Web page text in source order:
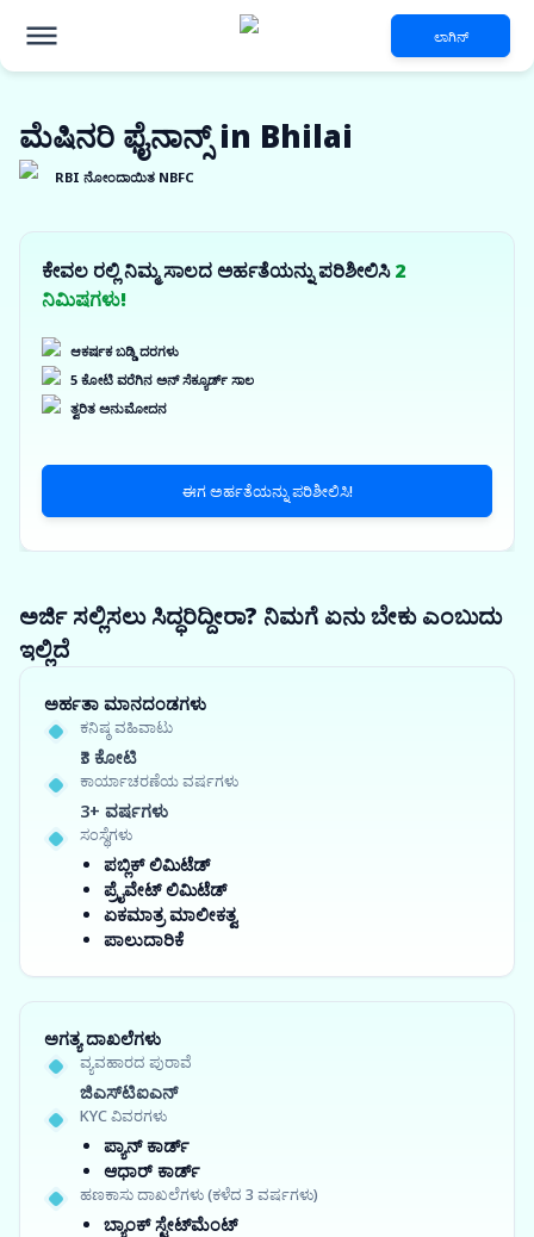
ಲಾಗಿನ್
ಮೆಷಿನರಿ ಫೈನಾನ್ಸ್ in Bhilai
RBI ನೋಂದಾಯಿತ NBFC
ಕೇವಲ ರಲ್ಲಿ ನಿಮ್ಮ ಸಾಲದ ಅರ್ಹತೆಯನ್ನು ಪರಿಶೀಲಿಸಿ2
ನಿಮಿಷಗಳು!
ಆಕರ್ಷಕ ಬಡ್ಡಿ ದರಗಳು
5 ಕೋಟಿ ವರೆಗಿನ ಅನ್ ಸೆಕ್ಯೂರ್ಡ್ ಸಾಲ
ತ್ವರಿತ ಅನುಮೋದನ
ಈಗ ಅರ್ಹತೆಯನ್ನು ಪರಿಶೀಲಿಸಿ!
ಅರ್ಜಿ ಸಲ್ಲಿಸಲು ಸಿದ್ಧರಿದ್ದೀರಾ? ನಿಮಗೆ ಏನು ಬೇಕು ಎಂಬುದು
ಇಲ್ಲಿದೆ
ಅರ್ಹತಾ ಮಾನದಂಡಗಳು
ಕನಿಷ್ಠ ವಹಿವಾಟು
₹3 ಕೋಟಿ
ಕಾರ್ಯಾಚರಣೆಯ ವರ್ಷಗಳು
3+ ವರ್ಷಗಳು
ಸಂಸ್ಥೆಗಳು
ಪಬ್ಲಿಕ್ ಲಿಮಿಟೆಡ್
ಪ್ರೈವೇಟ್ ಲಿಮಿಟೆಡ್
ಏಕಮಾತ್ರ ಮಾಲೀಕತ್ವ
ಪಾಲುದಾರಿಕೆ
ಅಗತ್ಯ ದಾಖಲೆಗಳು
ವ್ಯವಹಾರದ ಪುರಾವೆ
ಜಿಎಸ್‍ಟಿಐಎನ್
KYC ವಿವರಗಳು
ಪ್ಯಾನ್ ಕಾರ್ಡ್
ಆಧಾರ್ ಕಾರ್ಡ್
ಹಣಕಾಸು ದಾಖಲೆಗಳು (ಕಳೆದ 3 ವರ್ಷಗಳು)
ಬ್ಯಾಂಕ್ ಸ್ಟೇಟ್‌ಮೆಂಟ್